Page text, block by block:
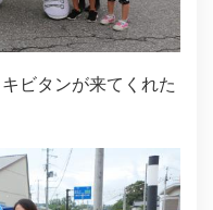
ビタンが来てくれた